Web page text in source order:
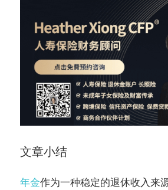
文章小结
年金作为一种稳定的退休收入来